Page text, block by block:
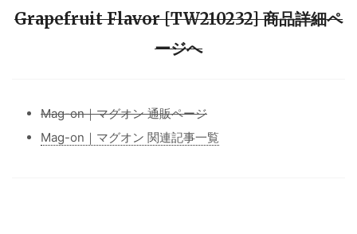
Grapefruit Flavor [TW210232] 商品詳細ペ
ージへ
Mag-on｜マグオン 通販ページ
Mag-on｜マグオン 関連記事一覧